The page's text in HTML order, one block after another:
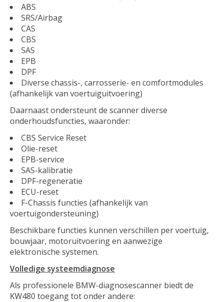
ABS
SRS/Airbag
CAS
CBS
SAS
EPB
DPF
Diverse chassis-, carrosserie- en comfortmodules
(afhankelijk van voertuiguitvoering)
Daarnaast ondersteunt de scanner diverse
onderhoudsfuncties, waaronder:
CBS Service Reset
Olie-reset
EPB-service
SAS-kalibratie
DPF-regeneratie
ECU-reset
F-Chassis functies (afhankelijk van
voertuigondersteuning)
Beschikbare functies kunnen verschillen per voertuig,
bouwjaar, motoruitvoering en aanwezige
elektronische systemen.
Volledige systeemdiagnose
Als professionele BMW-diagnosescanner biedt de
KW480 toegang tot onder andere: